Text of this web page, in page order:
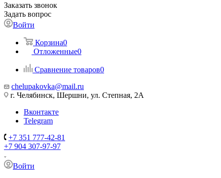
Заказать звонок
Задать вопрос
Войти
Корзина0
Отложенные0
Сравнение товаров0
chelupakovka@mail.ru
г. Челябинск, Шершни, ул. Степная, 2А
Вконтакте
Telegram
+7 351 777-42-81
+7 904 307-97-97
Войти